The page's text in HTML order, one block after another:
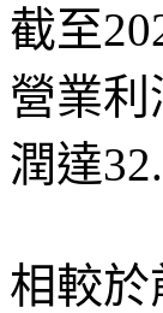
截至
營業利
潤達
相較